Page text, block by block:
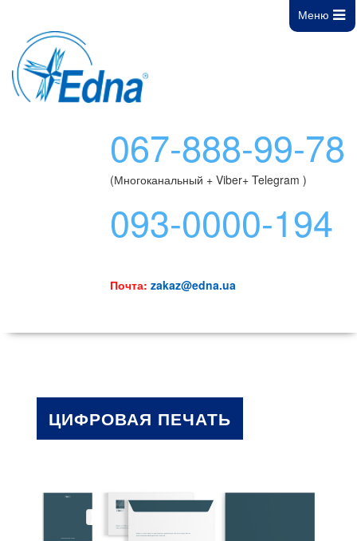
067-888-99-78
(Многоканальный + Viber+ Telegram )
093-0000-194
Почта: zakaz@edna.ua
ЦИФРОВАЯ ПЕЧАТЬ
Меню